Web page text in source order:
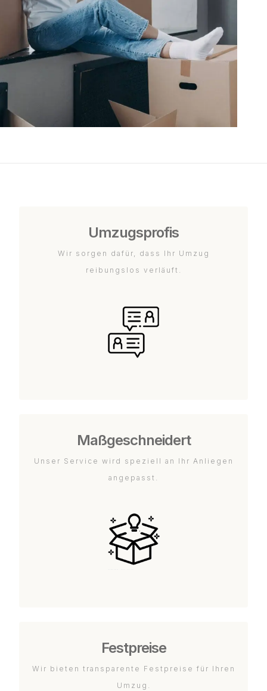
Umzugsprofis
Wir sorgen dafür, dass Ihr Umzug
reibungslos verläuft.
Maßgeschneidert
Unser Service wird speziell an Ihr Anliegen
angepasst.
Festpreise
Wir bieten transparente Festpreise für Ihren
Umzug.